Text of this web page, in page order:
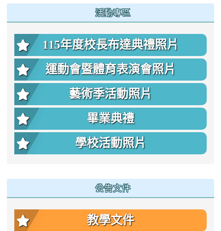
活動專區
115年度校長布達典禮照片
運動會暨體育表演會照片
藝術季活動照片
畢業典禮
學校活動照片
公告文件
教學文件